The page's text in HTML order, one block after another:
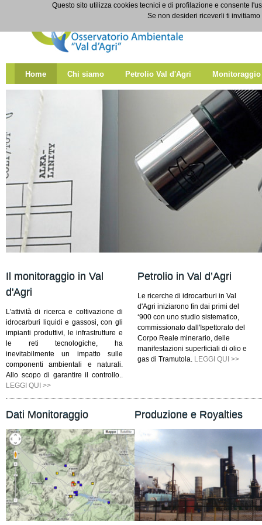
Salta al contenuto
Home Chi siamo Petrolio Val d'Agri Monitoraggio
Il monitoraggio in Val
d'Agri
L'attività di ricerca e coltivazione di
idrocarburi liquidi e gassosi, con gli
impianti produttivi, le infrastrutture e
le reti tecnologiche, ha
inevitabilmente un impatto sulle
componenti ambientali e naturali.
Allo scopo di garantire il controllo..
LEGGI QUI >>
Petrolio in Val d’Agri
Le ricerche di idrocarburi in Val
d'Agri iniziarono fin dai primi del
‘900 con uno studio sistematico,
commissionato dall'Ispettorato del
Corpo Reale minerario, delle
manifestazioni superficiali di olio e
gas di Tramutola. LEGGI QUI >>
Dati Monitoraggio Produzione e Royalties
Questo sito utilizza cookies tecnici e di profilazione e consente
Se non desideri riceverli ti